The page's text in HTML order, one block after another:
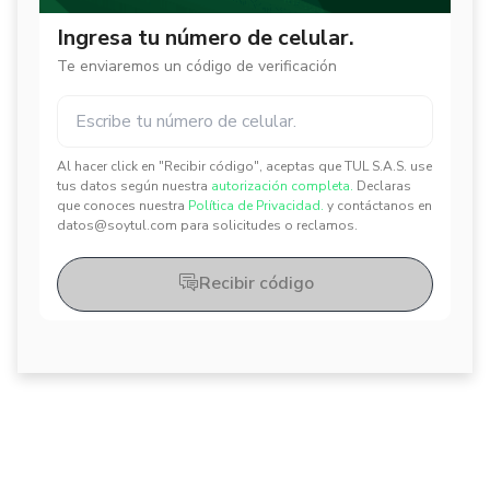
Ingresa tu número de celular.
Te enviaremos un código de verificación
Al hacer click en "Recibir código", aceptas que TUL S.A.S. use
tus datos según nuestra autorización completa. Declaras
que conoces nuestra Política de Privacidad. y contáctanos en
datos@soytul.com para solicitudes o reclamos.
✕
✕
Recibir código